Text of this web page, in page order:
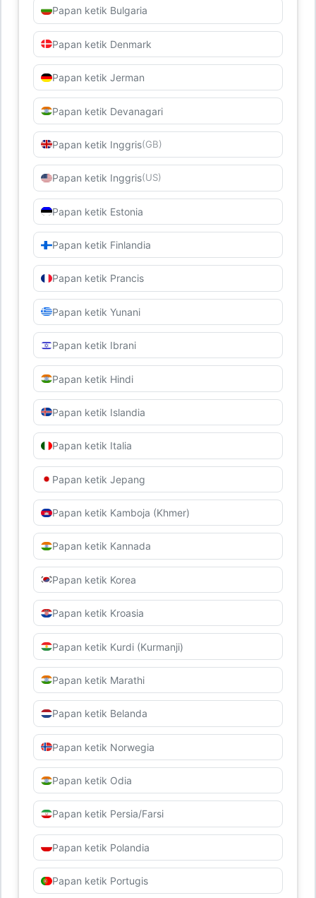
Papan ketik Bulgaria
Papan ketik Denmark
Papan ketik Jerman
Papan ketik Devanagari
Papan ketik Inggris(GB)
Papan ketik Inggris(US)
Papan ketik Estonia
Papan ketik Finlandia
Papan ketik Prancis
Papan ketik Yunani
Papan ketik Ibrani
Papan ketik Hindi
Papan ketik Islandia
Papan ketik Italia
Papan ketik Jepang
Papan ketik Kamboja (Khmer)
Papan ketik Kannada
Papan ketik Korea
Papan ketik Kroasia
Papan ketik Kurdi (Kurmanji)
Papan ketik Marathi
Papan ketik Belanda
Papan ketik Norwegia
Papan ketik Odia
Papan ketik Persia/Farsi
Papan ketik Polandia
Papan ketik Portugis